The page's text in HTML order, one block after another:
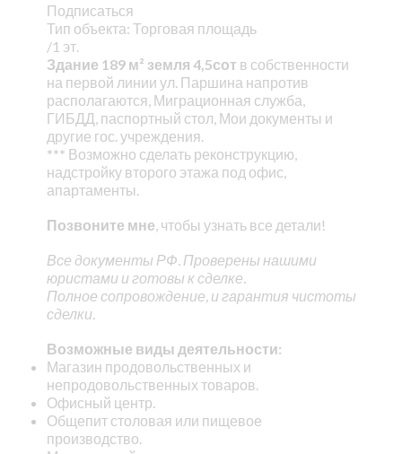
Подписаться
Тип объекта: Торговая площадь
/1 эт.
Здание 189 м² земля 4,5сот в собственности
на первой линии ул. Паршина напротив
располагаются, Миграционная служба,
ГИБДД, паспортный стол, Мои документы и
другие гос. учреждения.
*** Возможно сделать реконструкцию,
надстройку второго этажа под офис,
апартаменты.
Позвоните мне, чтобы узнать все детали!
Все документы РФ. Проверены нашими
юристами и готовы к сделке.
Полное сопровождение, и гарантия чистоты
сделки.
Возможные виды деятельности:
Магазин продовольственных и
непродовольственных товаров.
Офисный центр.
Общепит столовая или пищевое
производство.